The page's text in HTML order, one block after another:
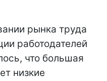
рынка труда
работодателей
что большая
низкие